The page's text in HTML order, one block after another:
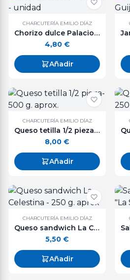
CHARCUTERÍA EMILIO DÍAZ
Chorizo dulce Palacios - unidad
4,80 €
Añadir
CHARCUTERÍA EMILIO DÍAZ
Queso tetilla 1/2 pieza- 500 g. aprox.
8,00 €
Añadir
CHARCUTERÍA EMILIO DÍAZ
Queso sandwich La Celestina - 250 g. aprox
5,50 €
Añadir